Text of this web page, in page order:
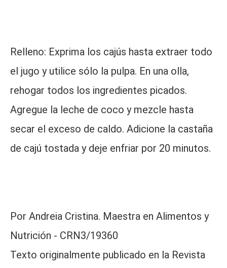
Relleno: Exprima los cajús hasta extraer todo
el jugo y utilice sólo la pulpa. En una olla,
rehogar todos los ingredientes picados.
Agregue la leche de coco y mezcle hasta
secar el exceso de caldo. Adicione la castaña
de cajú tostada y deje enfriar por 20 minutos.
Por Andreia Cristina. Maestra en Alimentos y
Nutrición - CRN3/19360
Texto originalmente publicado en la Revista